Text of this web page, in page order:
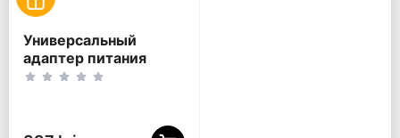
Универсальный
адаптер питания
Gembird NPA-AC-